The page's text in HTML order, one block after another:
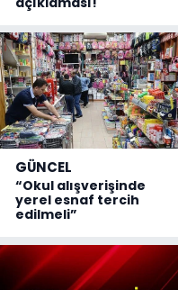
GÜNCEL
“Okul alışverişinde
yerel esnaf tercih
edilmeli”